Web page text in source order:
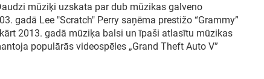
mūziķi uzskata par dub mūzikas galveno
gadā Lee "Scratch" Perry saņēma prestižo “Grammy”
2013. gadā mūziķa balsi un īpaši atlasītu mūzikas
populārās videospēles „Grand Theft Auto V”